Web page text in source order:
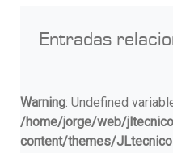
Entradas
Warning: Undefined
/home/jorge/web/
content/themes/